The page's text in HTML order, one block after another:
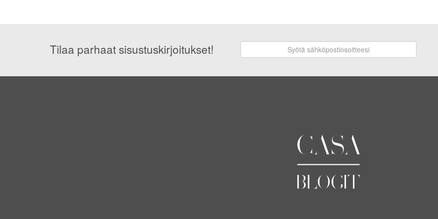
Tilaa parhaat sisustuskirjoitukset!